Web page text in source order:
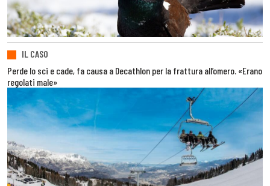
IL CASO
Perde lo sci e cade, fa causa a Decathlon per la frattura all’omero. «Erano
regolati male»